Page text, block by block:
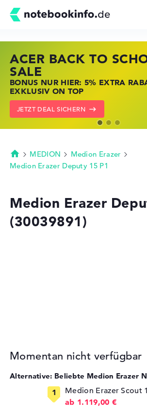
Kaufberatung
Technik & Wissen
Merkzettel
ACER BACK TO
SALE
BONUS NUR HIER: 5% EXTRA
EXKLUSIV ON TOP
JETZT DEAL SICHERN
HP STORE SSV
JETZT ZUGREIFEN: NOTEBOOKS
KRÄFTIG REDUZIERT
ZU DEN HP ANGEBOTEN
LENOVO LAPTOP
NOTEBOOKS BEI LENOVO JETZT
KRÄFTIG REDUZIERT
LENOVO DEALS ZEIGEN
Startseite
MEDION
Medion Erazer
Medion Erazer Deputy 15 P1
Medion Erazer
(30039891)
Momentan nicht verfügbar
Alternative: Beliebte Medion Erazer
Medion Erazer Scout
ab 1.119,00 €